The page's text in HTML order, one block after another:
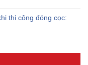
thi công đóng cọc: